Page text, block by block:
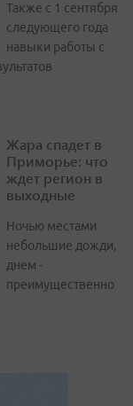
Также с 1 сентября
следующего года
навыки работы с
Жара спадет в
Приморье: что
ждет регион в
выходные
Ночью местами
небольшие дожди,
днем -
преимущественно